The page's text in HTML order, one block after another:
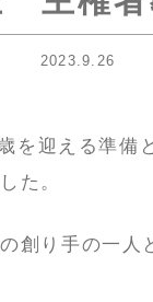
2023.9.26
を迎える準
た。
創り手の一